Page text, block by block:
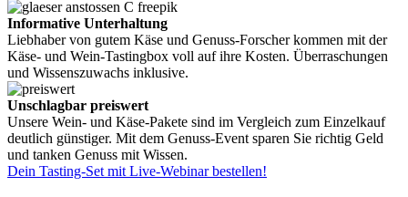
Informative Unterhaltung
Liebhaber von gutem Käse und Genuss-Forscher kommen mit der
Käse- und Wein-Tastingbox voll auf ihre Kosten. Überraschungen
und Wissenszuwachs inklusive.
Unschlagbar preiswert
Unsere Wein- und Käse-Pakete sind im Vergleich zum Einzelkauf
deutlich günstiger. Mit dem Genuss-Event sparen Sie richtig Geld
und tanken Genuss mit Wissen.
Dein Tasting-Set mit Live-Webinar bestellen!